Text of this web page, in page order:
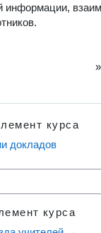
информации,
курса
докладов
курса